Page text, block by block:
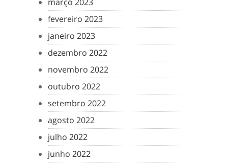
fevereiro 2023
janeiro 2023
dezembro 2022
novembro 2022
outubro 2022
setembro 2022
agosto 2022
julho 2022
junho 2022